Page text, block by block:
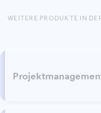
WEITERE PRODUKTE IN